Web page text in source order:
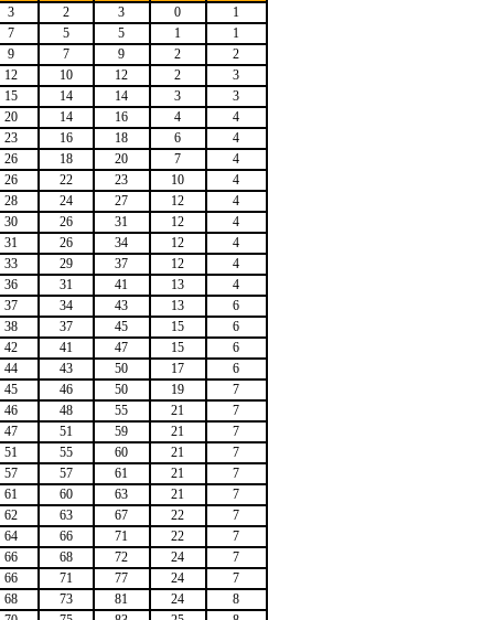
3 2 3 0
1
7 5 5 1
1
9 7 9 2
2
12 10 12 2
3
15 14 14 3
3
20 14 16 4
4
23 16 18 6
4
26 18 20 7
4
26 22 23 10
4
28 24 27 12
4
30 26 31 12
4
31 26 34 12
4
33 29 37 12
4
36 31 41 13
4
37 34 43 13
6
38 37 45 15
6
42 41 47 15
6
44 43 50 17
6
45 46 50 19
7
46 48 55 21
7
47 51 59 21
7
51 55 60 21
7
57 57 61 21
7
61 60 63 21
7
62 63 67 22
7
64 66 71 22
7
66 68 72 24
7
66 71 77 24
7
68 73 81 24
8